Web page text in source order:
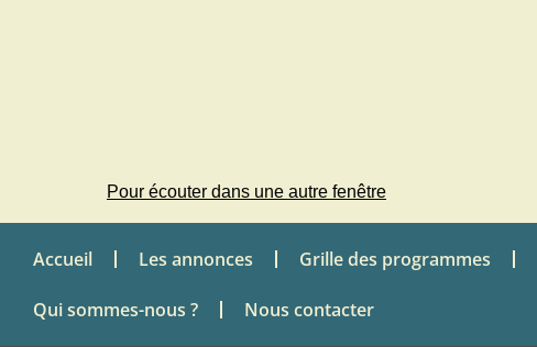
Pour écouter dans une autre fenêtre
Accueil Les annonces Grille des programmes
Qui sommes-nous ? Nous contacter